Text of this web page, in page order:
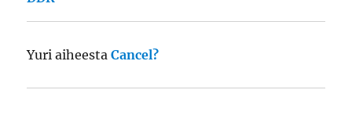
Yuri aiheestaCancel?